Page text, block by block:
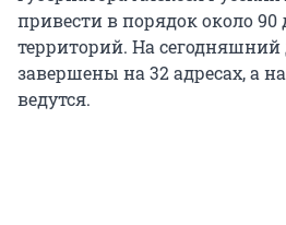
привести в порядок около
территорий. На сегодняшний
завершены на 32 адресах, а
ведутся.